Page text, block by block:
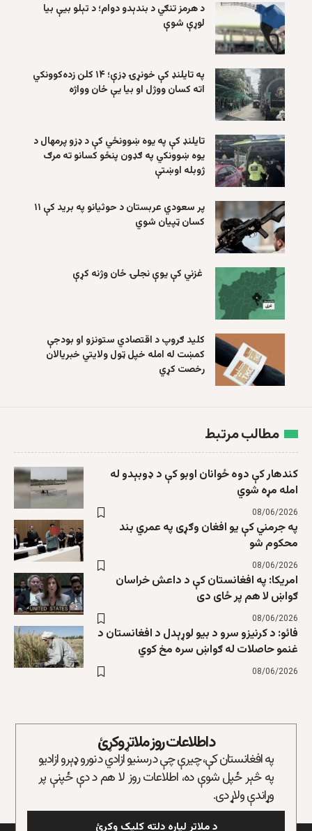
د هرمز تنګي د بندېدو دوام؛ د تېلو بیې بیا
لوړې شوې
په تایلنډ کې خونړۍ ډزې؛ ۱۴ کلن زده‌کوونکي
اته کسان ووژل او بیا یې ځان وواژه
تایلنډ کې په یوه ښوونځي کې د ډزو پرمهال د
یوه ښوونکي په ګډون پنځو کسانو ته مرګ
ژوبله اوښتې
پر سعودي عربستان د حوثیانو په برید کې ۱۱
کسان ټپیان شوي
غزني کې یوې نجلۍ ځان وژنه کړې
کلید ګروپ د اقتصادي ستونزو او بودجې
کمښت له امله خپل ټول ولایتي خبریالان
رخصت کړي
مطالب مرتبط
کندهار کې دوه ځوانان اوبو کې د ډوبېدو له
امله مړه شوي
08/06/2026
په جرمني کې یو افغان وګړی په عمري بند
محکوم شو
08/06/2026
امریکا: په افغانستان کې د داعش خراسان
ګواښ لا هم پر ځای دی
08/06/2026
فائو: د کرنیزو سرو د بیو لوړېدل د افغانستان د
غنمو حاصلات له ګواښ سره مخ کوي
08/06/2026
د اطلاعات روز ملاتړ وکړئ
په افغانستان کې، چیرې چې د رسنیو ازادي د نورو ډېرو ازادیو
په څېر ځپل شوې ده، اطلاعات روز لا هم د دې ځپنې پر
وړاندې ولاړ دی.
د ملاتړ لپاره دلته کلیک وکړئ